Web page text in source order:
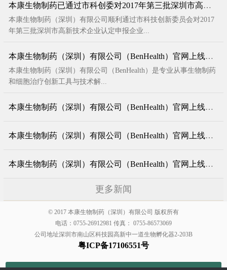
本康生物制药已通过市科创委对2017年第三批深圳市高新技术企业申报的评审
本康生物制药（深圳）有限公司顺利通过市科技创新委员会对2017
年第三批深圳市高新技术企业认定申报企业...
本康生物制药（深圳）有限公司（BenHealth）官网上线了！
本康生物制药（深圳）有限公司（BenHealth）是专业从事生物制药
和细胞治疗创新工具与技术解...
本康生物制药（深圳）有限公司（BenHealth）官网上线了！
本康生物制药（深圳）有限公司（BenHealth）官网上线了！
本康生物制药（深圳）有限公司（BenHealth）官网上线了！
更多新闻
© 2017 本康生物制药（深圳）有限公司 版权所有
电话：0755-26912981 传真： 0755-86573069
公司地址深圳市南山区科技园高新中一道生物孵化器2-203B
粤ICP备17106551号